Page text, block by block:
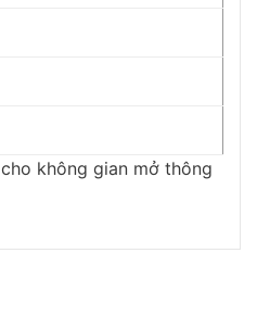
cho không gian mở thông